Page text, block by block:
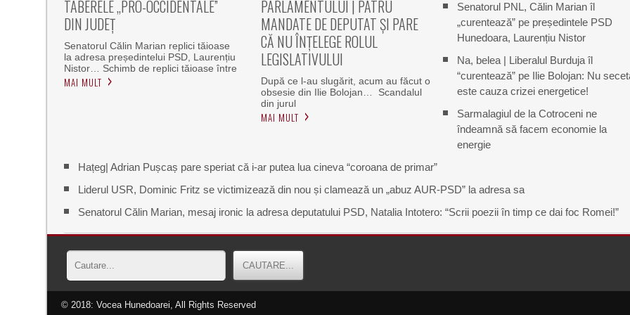
TABERELE „PRO-OCCIDENTALE”
DIN JUDEȚ
Senatorul Călin Marian replici tăioase
la adresa președintelui PSD, Laurențiu
Nistor… Schimb de replici tăioase între
MAI MULT
PARLAMENTULUI | PATRU
MANDATE DE DEPUTAT ȘI PARE
CĂ NU ÎNȚELEGE ROLUL
LEGISLATIVULUI
După ce l-au slugărit, acum au făcut o
obsesie din Ilie Bolojan… Scandalul
din jurul
MAI MULT
Senatorul PNL, Călin Marian îl
„curentează” pe președintele PSD
Hunedoara, Laurențiu Nistor
Na, belea | Liberalul Burduja îl
“curentează” pe Ilie Bolojan: Nu
este cauza crizei energetice!
Sarmalagiul de la Cotroceni ne
îndeamnă să facem economie la
energie
Hațeg| Adrian Pușcaș pare speriat că i-ar putea lua cineva “coroana de primar”
Liderul USR, Dominic Fritz se victimizează din nou și clamează un „abuz AUR-PSD” la adresa sa
Senatorul Călin Marian, mesaj ironic la adresa deputatului PSD, Natalia Intotero: “Scrii poezii în timp ce dai foc Romei!”
© 2018: Vocea Hunedoarei, All Rights Reserved